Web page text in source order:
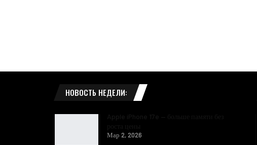
НОВОСТЬ НЕДЕЛИ:
Мар 2, 2026